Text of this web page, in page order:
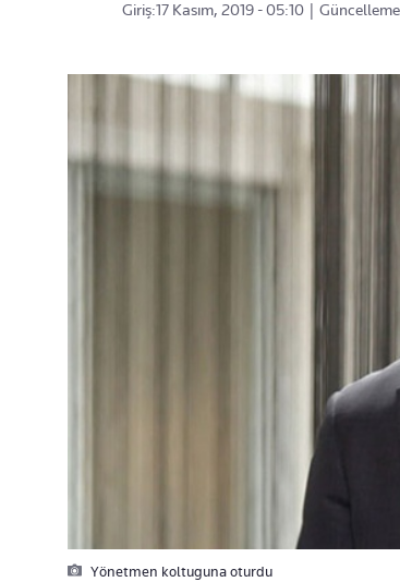
Giriş:17 Kasım, 2019 - 05:10
Yönetmen koltuguna oturdu